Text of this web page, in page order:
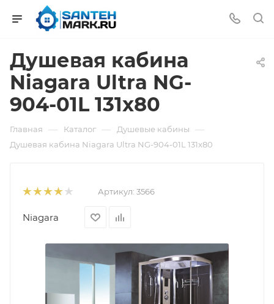
Душевая кабина
Niagara Ultra NG-
904-01L 131x80
Главная — Каталог — Душевые кабины —
Душевая кабина Niagara Ultra NG-904-01L 131x80
Артикул: 3566
Niagara